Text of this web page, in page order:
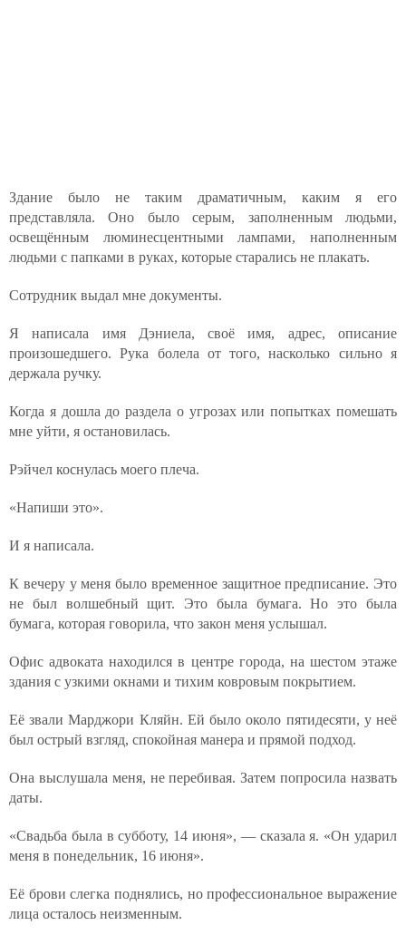
Здание было не таким драматичным, каким я его
представляла. Оно было серым, заполненным людьми,
освещённым люминесцентными лампами, наполненным
людьми с папками в руках, которые старались не плакать.
Сотрудник выдал мне документы.
Я написала имя Дэниела, своё имя, адрес, описание
произошедшего. Рука болела от того, насколько сильно я
держала ручку.
Когда я дошла до раздела о угрозах или попытках помешать
мне уйти, я остановилась.
Рэйчел коснулась моего плеча.
«Напиши это».
И я написала.
К вечеру у меня было временное защитное предписание. Это
не был волшебный щит. Это была бумага. Но это была
бумага, которая говорила, что закон меня услышал.
Офис адвоката находился в центре города, на шестом этаже
здания с узкими окнами и тихим ковровым покрытием.
Её звали Марджори Кляйн. Ей было около пятидесяти, у неё
был острый взгляд, спокойная манера и прямой подход.
Она выслушала меня, не перебивая. Затем попросила назвать
даты.
«Свадьба была в субботу, 14 июня», — сказала я. «Он ударил
меня в понедельник, 16 июня».
Её брови слегка поднялись, но профессиональное выражение
лица осталось неизменным.